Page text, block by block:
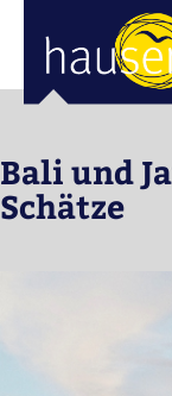
Bali und
Schätze